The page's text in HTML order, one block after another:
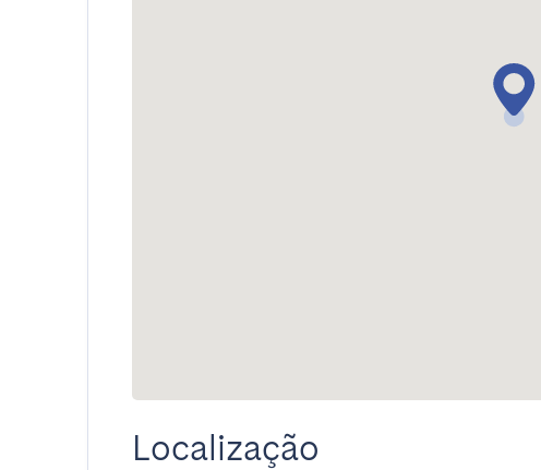
Localização